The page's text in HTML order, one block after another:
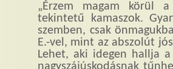
„Érzem magam körül
tekintetű kamaszok.
szemben, csak
E.-vel, mint az abszolút
Lehet, aki idegen hallja
nagyszájúskodásnak